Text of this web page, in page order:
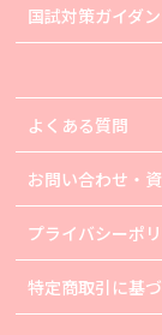
国試対策ガイダ
よくある質問
お問い合わせ・
プライバシーポ
特定商取引に基